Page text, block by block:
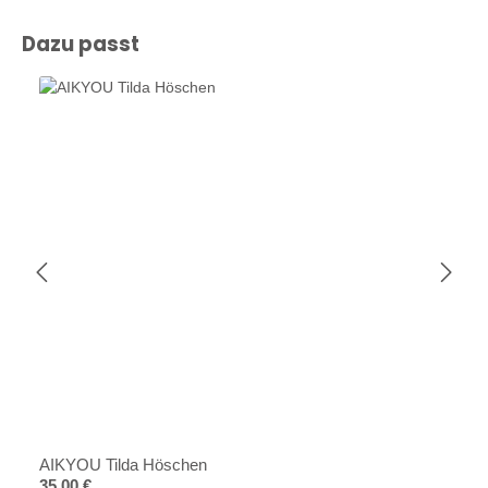
Produktgalerie überspringen
Dazu passt
AIKYOU Tilda Höschen